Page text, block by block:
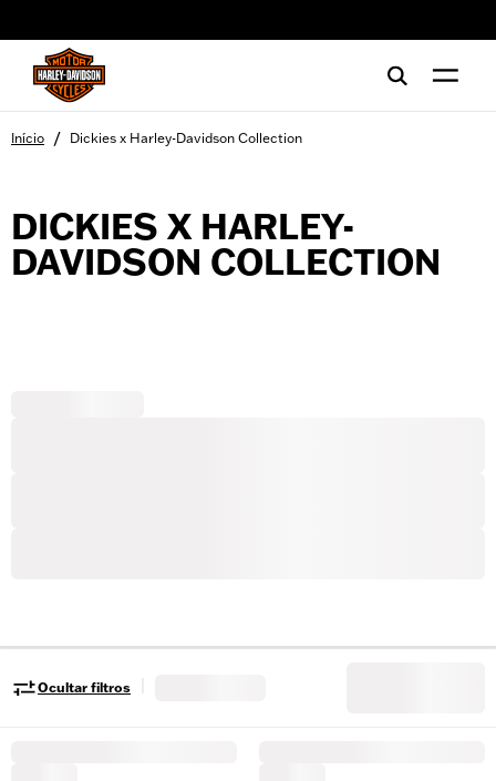
Início / Dickies x Harley-Davidson Collection
DICKIES X HARLEY-
DAVIDSON COLLECTION
Ocultar filtros